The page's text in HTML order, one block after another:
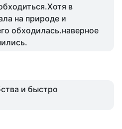
в
на природе и
обходилась.наверное
и быстро